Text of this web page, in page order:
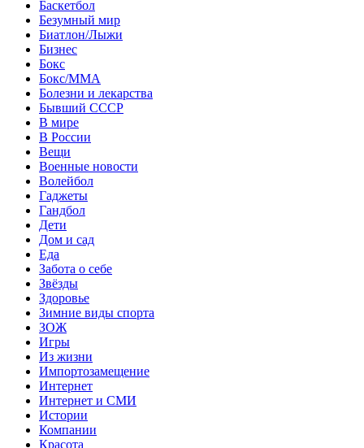
Баскетбол
Безумный мир
Биатлон/Лыжи
Бизнес
Бокс
Бокс/MMA
Болезни и лекарства
Бывший СССР
В мире
В России
Вещи
Военные новости
Волейбол
Гаджеты
Гандбол
Дети
Дом и сад
Еда
Забота о себе
Звёзды
Здоровье
Зимние виды спорта
ЗОЖ
Игры
Из жизни
Импортозамещение
Интернет
Интернет и СМИ
Истории
Компании
Красота